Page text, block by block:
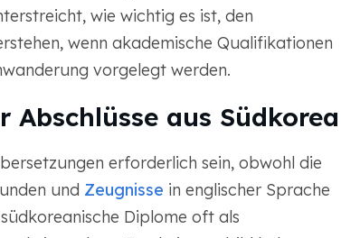
wie wichtig es ist, den
wenn akademische Qualifikationen
vorgelegt werden.
Abschlüsse aus Südkorea
erforderlich sein, obwohl die
und Zeugnisse in englischer Sprache
Diplome oft als